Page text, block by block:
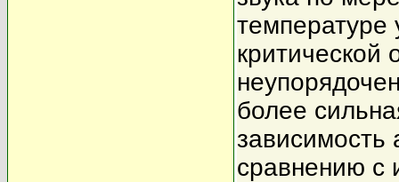
температуре
критической
более
зависимость
сравнению с